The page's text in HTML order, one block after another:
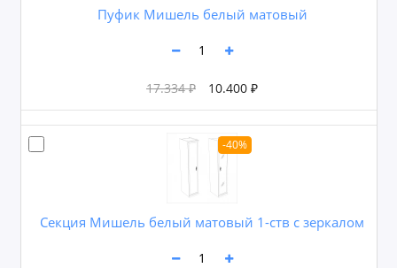
Пуфик Мишель белый матовый
17.334 ₽ 10.400 ₽
-40%
Секция Мишель белый матовый 1-ств с зеркалом